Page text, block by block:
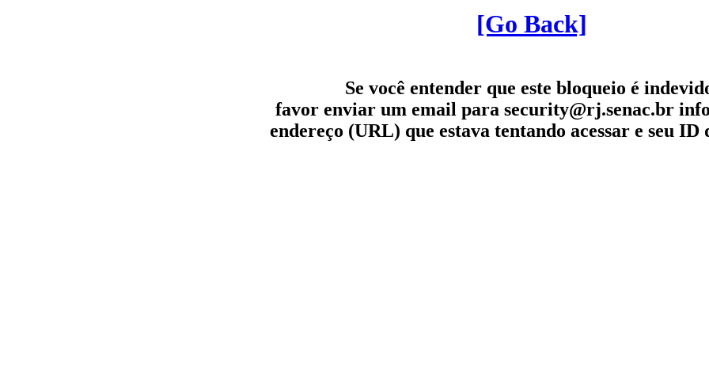
[Go Back]
Se você entender que este bloqueio é
favor enviar um email para security@rj.senac.br
endereço (URL) que estava tentando acessar e seu ID